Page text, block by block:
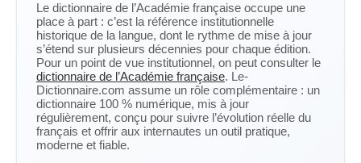
Le dictionnaire de l’Académie française occupe une
place à part : c’est la référence institutionnelle
historique de la langue, dont le rythme de mise à jour
s’étend sur plusieurs décennies pour chaque édition.
Pour un point de vue institutionnel, on peut consulter le
dictionnaire de l’Académie française. Le-
Dictionnaire.com assume un rôle complémentaire : un
dictionnaire 100 % numérique, mis à jour
régulièrement, conçu pour suivre l’évolution réelle du
français et offrir aux internautes un outil pratique,
moderne et fiable.